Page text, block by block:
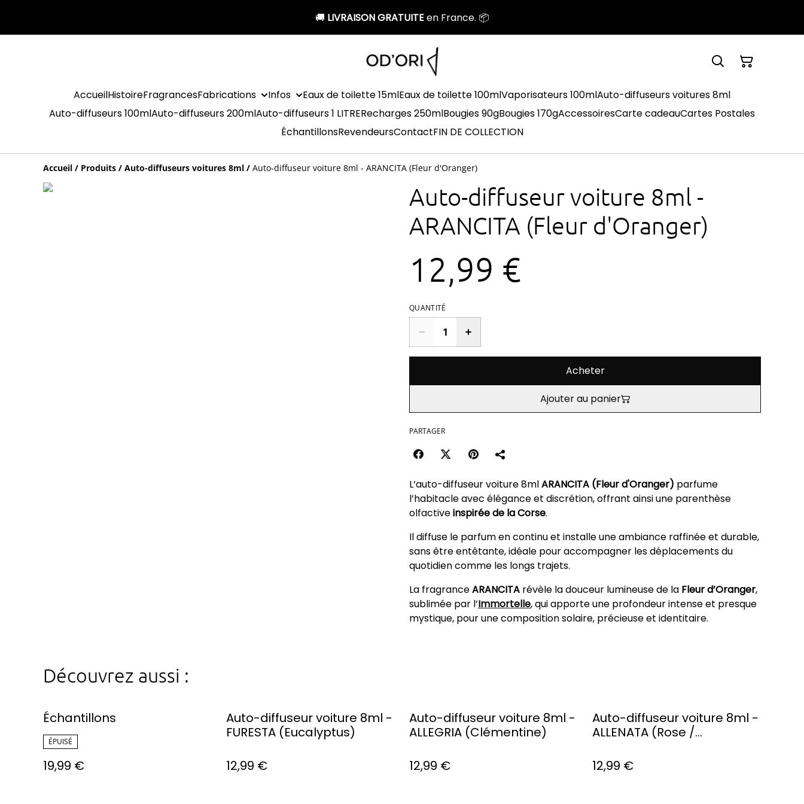
🚚 LIVRAISON GRATUITEen France. 📦
AccueilHistoireFragrancesFabrications Infos Eaux de toilette 15mlEaux de toilette 100mlVaporisateurs 100mlAuto-diffuseurs voitures 8ml
Auto-diffuseurs 100mlAuto-diffuseurs 200mlAuto-diffuseurs 1 LITRERecharges 250mlBougies 90gBougies 170gAccessoiresCarte cadeauCartes Postales
ÉchantillonsRevendeursContactFIN DE COLLECTION
Accueil / Produits / Auto-diffuseurs voitures 8ml / Auto-diffuseur voiture 8ml - ARANCITA (Fleur d'Oranger)
Auto-diffuseur voiture 8ml -
ARANCITA (Fleur d'Oranger)
12,99 €
QUANTITÉ
Acheter
Ajouter au panier
PARTAGER
L’auto-diffuseur voiture 8mlARANCITA (Fleur d'Oranger) parfume
l’habitacle avec élégance et discrétion, offrant ainsi une parenthèse
olfactiveinspirée de la Corse.
Il diffuse le parfum en continu et installe une ambiance raffinée et durable,
sans être entêtante, idéale pour accompagner les déplacements du
quotidien comme les longs trajets.
La fragranceARANCITA révèle la douceur lumineuse de la Fleur d’Oranger,
sublimée par l’Immortelle, qui apporte une profondeur intense et presque
mystique, pour une composition solaire, précieuse et identitaire.
Découvrez aussi :
Échantillons
ÉPUISÉ
19,99 €
Auto-diffuseur voiture 8ml -
FURESTA (Eucalyptus)
12,99 €
Auto-diffuseur voiture 8ml -
ALLEGRIA (Clémentine)
12,99 €
Auto-diffuseur voiture 8ml -
ALLENATA (Rose /
12,99 €